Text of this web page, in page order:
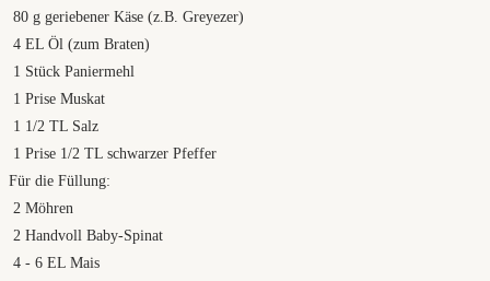
80 g geriebener Käse (z.B. Greyezer)
4 EL Öl (zum Braten)
1 Stück Paniermehl
1 Prise Muskat
1 1/2 TL Salz
1 Prise 1/2 TL schwarzer Pfeffer
Für die Füllung:
2 Möhren
2 Handvoll Baby-Spinat
4 - 6 EL Mais